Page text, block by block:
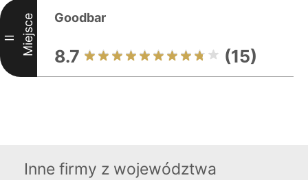
II Miejsce Goodbar
8.7 (15)
Inne firmy z województwa